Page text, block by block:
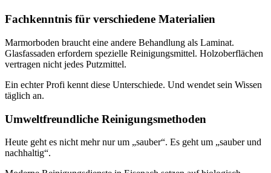
Fachkenntnis für verschiedene Materialien
Marmorboden braucht eine andere Behandlung als Laminat.
Glasfassaden erfordern spezielle Reinigungsmittel. Holzoberflächen
vertragen nicht jedes Putzmittel.
Ein echter Profi kennt diese Unterschiede. Und wendet sein Wissen
täglich an.
Umweltfreundliche Reinigungsmethoden
Heute geht es nicht mehr nur um „sauber“. Es geht um „sauber und
nachhaltig“.